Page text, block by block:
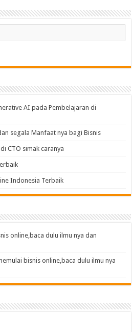
AI pada Pembelajaran di
segala Manfaat nya bagi Bisnis
CTO simak caranya
Indonesia Terbaik
online,baca dulu ilmu nya dan
bisnis online,baca dulu ilmu nya